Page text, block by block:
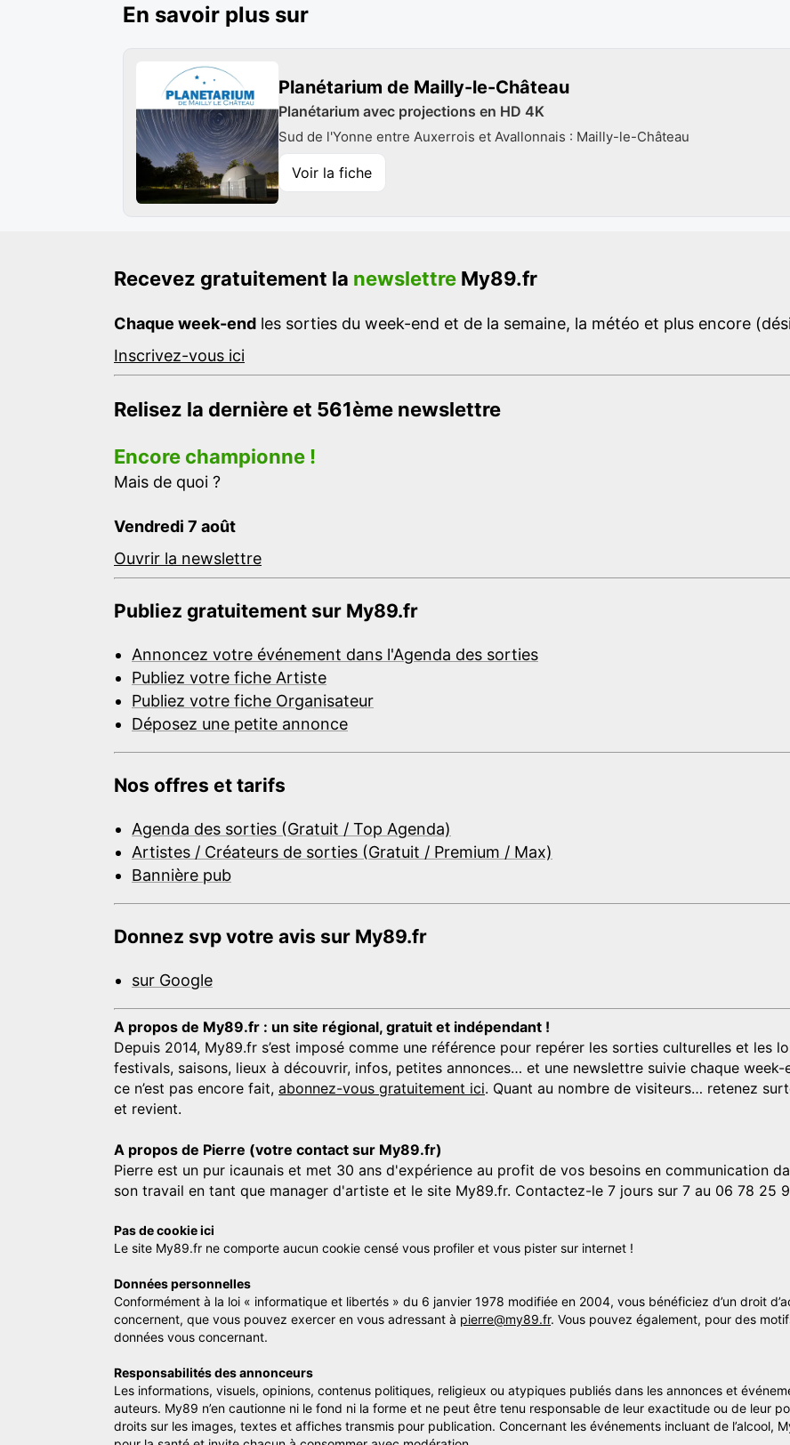
En savoir plus sur
Planétarium de Mailly-le-Château
Planétarium avec projections en HD 4K
Sud de l'Yonne entre Auxerrois et Avallonnais : Mailly-le-Château
Voir la fiche
Recevez gratuitement la newslettre My89.fr
Chaque week-end les sorties du week-end et de la semaine, la météo et plus encore
Inscrivez-vous ici
Relisez la dernière et 561ème newslettre
Encore championne !
Mais de quoi ?
Vendredi 7 août
Ouvrir la newslettre
Publiez gratuitement sur My89.fr
Annoncez votre événement dans l'Agenda des sorties
Publiez votre fiche Artiste
Publiez votre fiche Organisateur
Déposez une petite annonce
Nos offres et tarifs
Agenda des sorties (Gratuit / Top Agenda)
Artistes / Créateurs de sorties (Gratuit / Premium / Max)
Bannière pub
Donnez svp votre avis sur My89.fr
sur Google
A propos de My89.fr : un site régional, gratuit et indépendant !
Depuis 2014, My89.fr s’est imposé comme une référence pour repérer les sorties culturelles et les
festivals, saisons, lieux à découvrir, infos, petites annonces… et une newslettre suivie chaque week-
ce n’est pas encore fait, abonnez-vous gratuitement ici. Quant au nombre de visiteurs… retenez
et revient.
A propos de Pierre (votre contact sur My89.fr)
Pierre est un pur icaunais et met 30 ans d'expérience au profit de vos besoins en communication
son travail en tant que manager d'artiste et le site My89.fr. Contactez-le 7 jours sur 7 au 06 78 25
Pas de cookie ici
Le site My89.fr ne comporte aucun cookie censé vous profiler et vous pister sur internet !
Données personnelles
Conformément à la loi « informatique et libertés » du 6 janvier 1978 modifiée en 2004, vous bénéficiez d’un droit
concernent, que vous pouvez exercer en vous adressant à pierre@my89.fr. Vous pouvez également, pour des
données vous concernant.
Responsabilités des annonceurs
Les informations, visuels, opinions, contenus politiques, religieux ou atypiques publiés dans les annonces et
auteurs. My89 n’en cautionne ni le fond ni la forme et ne peut être tenu responsable de leur exactitude ou de leur
droits sur les images, textes et affiches transmis pour publication. Concernant les événements incluant de l’alcool,